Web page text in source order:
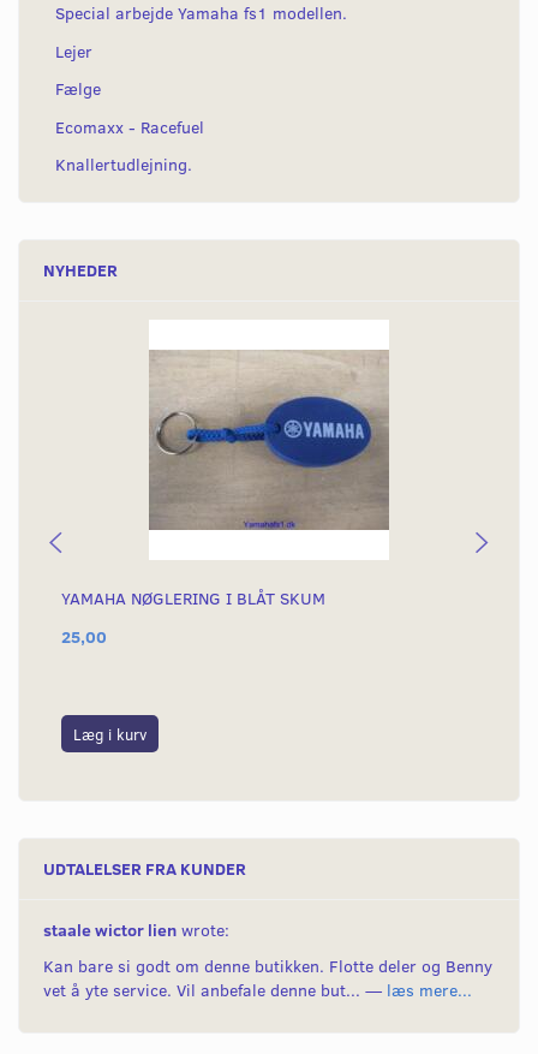
Special arbejde Yamaha fs1 modellen.
Lejer
Fælge
Ecomaxx - Racefuel
Knallertudlejning.
NYHEDER
YAMAHA NØGLERING I BLÅT SKUM
25,00
Læg i kurv
UDTALELSER FRA KUNDER
staale wictor lien wrote:
Kan bare si godt om denne butikken. Flotte deler og Benny
vet å yte service. Vil anbefale denne but... — læs mere...